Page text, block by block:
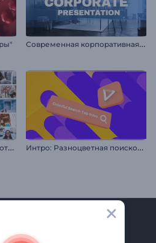
С
овременная корпоративная презентация
И
нтро заставка Плавные фоторамки И
нтро: Разноцветная поисковая строка
к